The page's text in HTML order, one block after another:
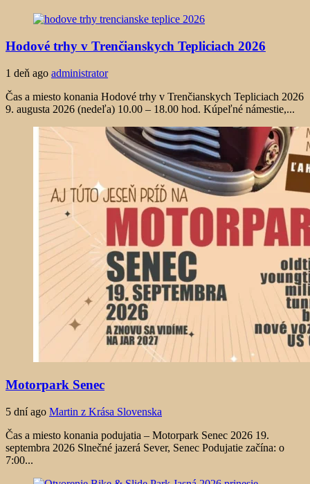
Hodové trhy v Trenčianskych Tepliciach 2026
1 deň ago administrator
Čas a miesto konania Hodové trhy v Trenčianskych Tepliciach 2026
9. augusta 2026 (nedeľa) 10.00 – 18.00 hod. Kúpeľné námestie,...
Motorpark Senec
5 dní ago Martin z Krása Slovenska
Čas a miesto konania podujatia – Motorpark Senec 2026 19.
septembra 2026 Slnečné jazerá Sever, Senec Podujatie začína: o
7:00...